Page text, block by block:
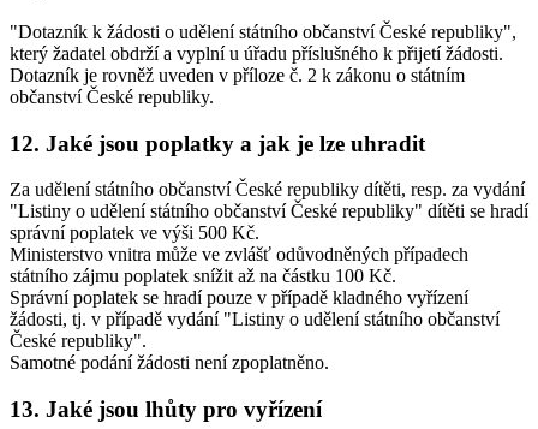
"Dotazník k žádosti o udělení státního občanství České republiky",
který žadatel obdrží a vyplní u úřadu příslušného k přijetí žádosti.
Dotazník je rovněž uveden v příloze č. 2 k zákonu o státním
občanství České republiky.
12. Jaké jsou poplatky a jak je lze uhradit
Za udělení státního občanství České republiky dítěti, resp. za vydání
"Listiny o udělení státního občanství České republiky" dítěti se hradí
správní poplatek ve výši 500 Kč.
Ministerstvo vnitra může ve zvlášť odůvodněných případech
státního zájmu poplatek snížit až na částku 100 Kč.
Správní poplatek se hradí pouze v případě kladného vyřízení
žádosti, tj. v případě vydání "Listiny o udělení státního občanství
České republiky".
Samotné podání žádosti není zpoplatněno.
13. Jaké jsou lhůty pro vyřízení